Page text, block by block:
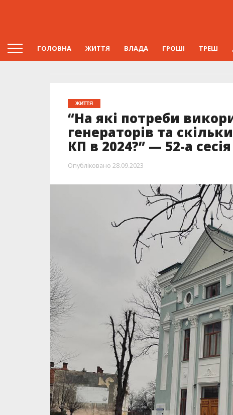
ГОЛОВНА ЖИТТЯ ВЛАДА ГРОШІ ТРЕШ
ЖИТТЯ
“На які потреби
генераторів та
КП в 2024?” — 52-а
Опубліковано 28.09.2023